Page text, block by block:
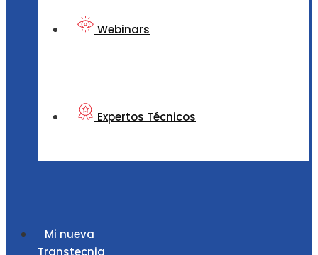
Webinars
Expertos Técnicos
Mi nueva
Transtecnia